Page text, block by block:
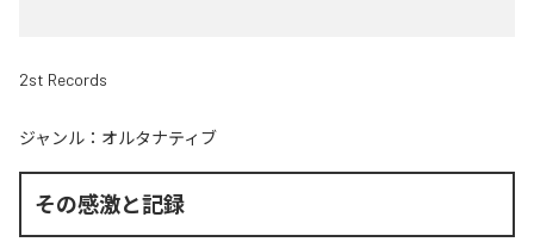
2st Records
ジャンル： オルタナティブ
その感激と記録